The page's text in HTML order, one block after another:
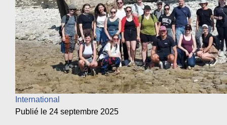
International
Publié le 24 septembre 2025